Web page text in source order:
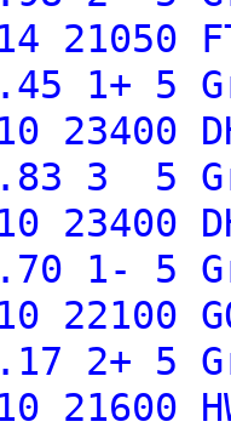
21050
1+ 5
23400
3 5
23400
1- 5
22100
2+ 5
21600